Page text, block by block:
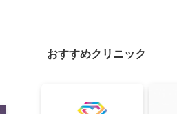
おすすめクリニック